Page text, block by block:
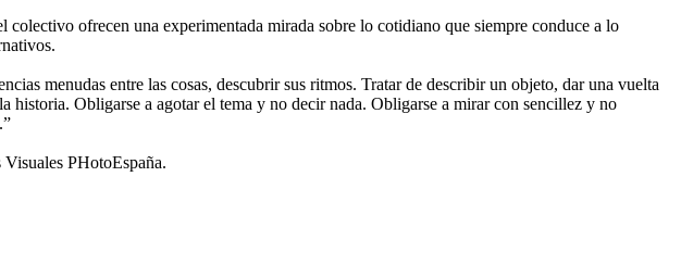
ofrecen una experimentada mirada sobre lo cotidiano que siempre conduce a lo
menudas entre las cosas, descubrir sus ritmos. Tratar de describir un objeto, dar una vuelta
historia. Obligarse a agotar el tema y no decir nada. Obligarse a mirar con sencillez y no
PHotoEspaña.